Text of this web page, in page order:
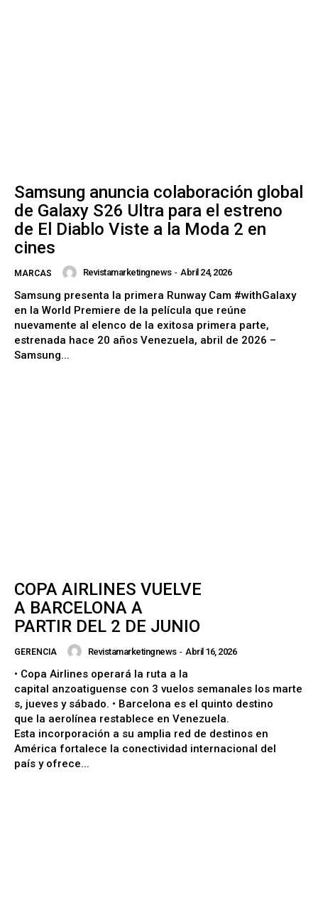
Samsung anuncia colaboración global
de Galaxy S26 Ultra para el estreno
de El Diablo Viste a la Moda 2 en
cines
MARCAS Revistamarketingnews - Abril 24, 2026
Samsung presenta la primera Runway Cam #withGalaxy
en la World Premiere de la película que reúne
nuevamente al elenco de la exitosa primera parte,
estrenada hace 20 años Venezuela, abril de 2026 –
Samsung...
COPA AIRLINES VUELVE
A BARCELONA A
PARTIR DEL 2 DE JUNIO
GERENCIA Revistamarketingnews - Abril 16, 2026
• Copa Airlines operará la ruta a la
capital anzoatiguense con 3 vuelos semanales los marte
s, jueves y sábado. • Barcelona es el quinto destino
que la aerolínea restablece en Venezuela.
Esta incorporación a su amplia red de destinos en
América fortalece la conectividad internacional del
país y ofrece...